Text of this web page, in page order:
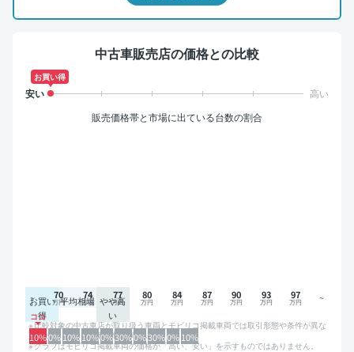
中古車販売店の価格との比較
お買い得
販売価格帯と市場に出ている台数の割合
お買い
得
平均相場 やや高
い
10%0%10%10%0%30%0%30%0%10%
70 74 77 80 84 87 90 93 97
比較対象の中古車店が取り扱う車両とモビリコ掲載車両では取引形態や条件が異な
るため、グラフは参考情報です。
グラフはモビリコ掲載車両の価格が「高い、安い」を示すものではありません。